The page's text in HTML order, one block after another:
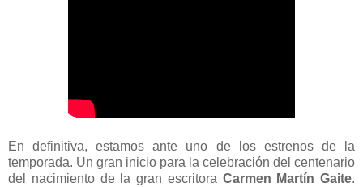
En definitiva, estamos ante uno de los estrenos de la
temporada. Un gran inicio para la celebración del centenario
del nacimiento de la gran escritora Carmen Martín Gaite.